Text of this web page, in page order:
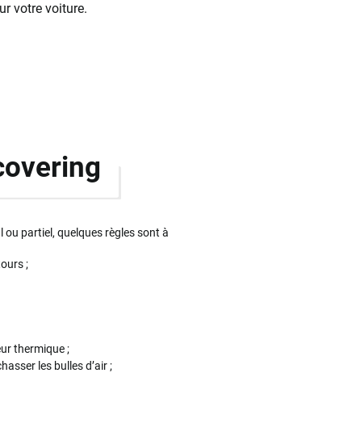
votre voiture.
partiel, quelques règles sont à
;
thermique ;
les bulles d’air ;